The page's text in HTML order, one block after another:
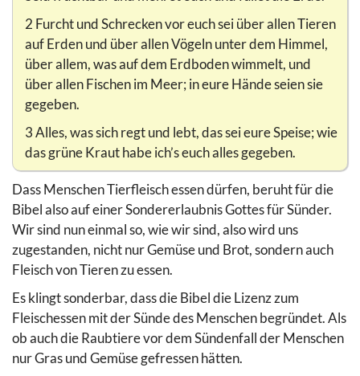
2 Furcht und Schrecken vor euch sei über allen Tieren
auf Erden und über allen Vögeln unter dem Himmel,
über allem, was auf dem Erdboden wimmelt, und
über allen Fischen im Meer; in eure Hände seien sie
gegeben.
3 Alles, was sich regt und lebt, das sei eure Speise; wie
das grüne Kraut habe ich’s euch alles gegeben.
Dass Menschen Tierfleisch essen dürfen, beruht für die
Bibel also auf einer Sondererlaubnis Gottes für Sünder.
Wir sind nun einmal so, wie wir sind, also wird uns
zugestanden, nicht nur Gemüse und Brot, sondern auch
Fleisch von Tieren zu essen.
Es klingt sonderbar, dass die Bibel die Lizenz zum
Fleischessen mit der Sünde des Menschen begründet. Als
ob auch die Raubtiere vor dem Sündenfall der Menschen
nur Gras und Gemüse gefressen hätten.